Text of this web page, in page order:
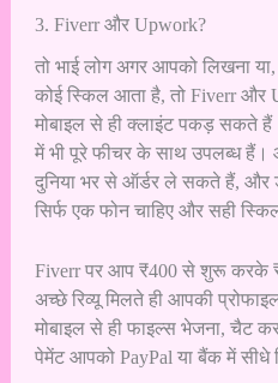
3. Fiverr और Upwork?
तो भाई लोग अगर आपको लिखना या,
कोई स्किल आता है, तो Fiverr और
मोबाइल से ही क्लाइंट पकड़ सकते
में भी पूरे फीचर के साथ उपलब्ध हैं।
दुनिया भर से ऑर्डर ले सकते हैं, और
सिर्फ एक फोन चाहिए और सही
Fiverr पर आप ₹400 से शुरू करके
अच्छे रिव्यू मिलते ही आपकी
मोबाइल से ही फाइल्स भेजना, चैट
पेमेंट आपको PayPal या बैंक में सीधे